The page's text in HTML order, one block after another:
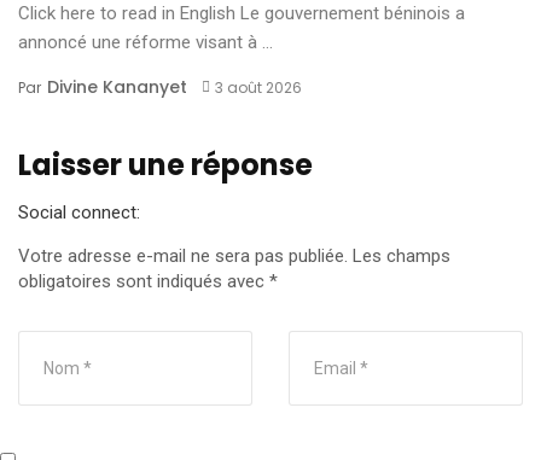
Click here to read in English Le gouvernement béninois a
annoncé une réforme visant à ...
Par Divine Kananyet 3 août 2026
Laisser une réponse
Social connect:
Votre adresse e-mail ne sera pas publiée. Les champs
obligatoires sont indiqués avec *